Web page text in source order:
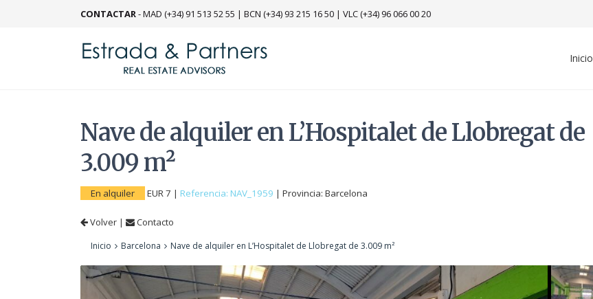
CONTACTAR-MAD (+34) 91 513 52 55 | BCN (+34) 93 215 16 50 | VLC (+34) 96 066 00 20
Inicio
Nave de alquiler en L’Hospitalet de Llobregat de
3.009 m²
En alquiler EUR 7 | Referencia: NAV_1959 | Provincia: Barcelona
Volver | Contacto
Inicio Barcelona Nave de alquiler en L’Hospitalet de Llobregat de 3.009 m²